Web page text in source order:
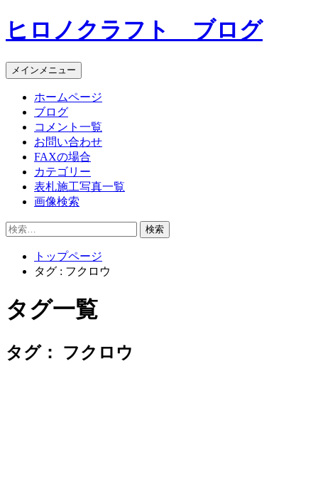
コ
ン
ン
ツ
ヒロノクラフト ブログ
メインメニュー
ホームページ
ブログ
コメント一覧
お問い合わせ
FAXの場合
カテゴリー
表札施工写真一覧
画像検索
検
トップページ
タグ : フクロウ
タグ一覧
タグ： フクロウ